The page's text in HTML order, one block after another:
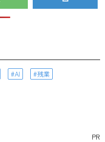
AI 残業
PR